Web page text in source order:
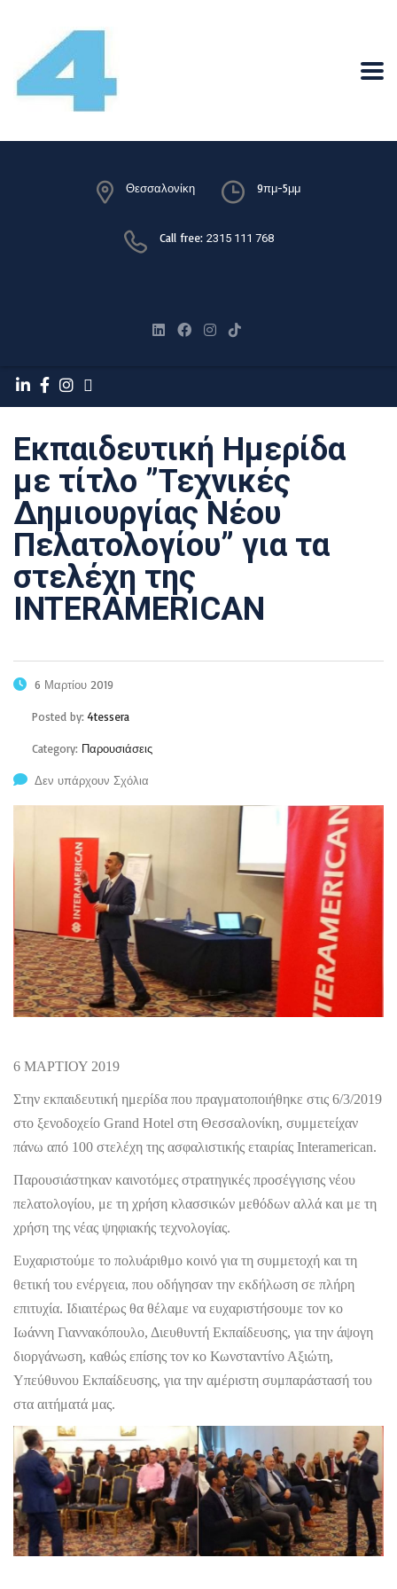
Θεσσαλονίκη 9πμ-5μμ
Call free: 2315 111 768
Εκπαιδευτική Ημερίδα
με τίτλο ”Τεχνικές
Δημιουργίας Νέου
Πελατολογίου” για τα
στελέχη της
INTERAMERICAN
6 Μαρτίου 2019
Posted by: 4tessera
Category: Παρουσιάσεις
Δεν υπάρχουν Σχόλια
6 ΜΑΡΤΙΟΥ 2019
Στην εκπαιδευτική ημερίδα που πραγματοποιήθηκε στις 6/3/2019
στο ξενοδοχείο Grand Hotel στη Θεσσαλονίκη, συμμετείχαν
πάνω από 100 στελέχη της ασφαλιστικής εταιρίας Interamerican.
Παρουσιάστηκαν καινοτόμες στρατηγικές προσέγγισης νέου
πελατολογίου, με τη χρήση κλασσικών μεθόδων αλλά και με τη
χρήση της νέας ψηφιακής τεχνολογίας.
Ευχαριστούμε το πολυάριθμο κοινό για τη συμμετοχή και τη
θετική του ενέργεια, που οδήγησαν την εκδήλωση σε πλήρη
επιτυχία. Ιδιαιτέρως θα θέλαμε να ευχαριστήσουμε τον κο
Ιωάννη Γιαννακόπουλο, Διευθυντή Εκπαίδευσης, για την άψογη
διοργάνωση, καθώς επίσης τον κο Κωνσταντίνο Αξιώτη,
Υπεύθυνου Εκπαίδευσης, για την αμέριστη συμπαράστασή του
στα αιτήματά μας.